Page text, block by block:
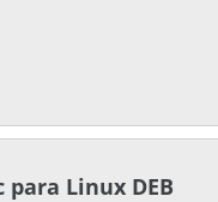
para Linux DEB